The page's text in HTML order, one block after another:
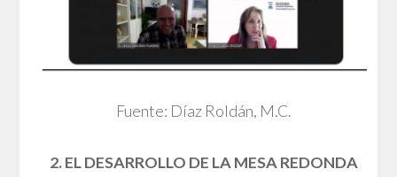
Fuente: Díaz Roldán, M.C.
2. EL DESARROLLO DE LA MESA REDONDA